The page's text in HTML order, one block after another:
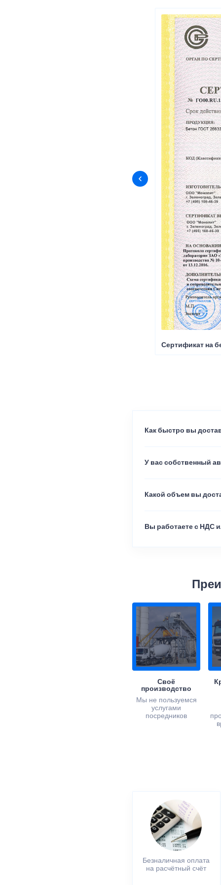
Сертификат на
Как быстро вы
У вас собственный
Какой объем вы
Вы работаете с НДС
Своё
производство
Мы не пользуемся
услугами
посредников
Безналичная оплата
на расчётный счёт